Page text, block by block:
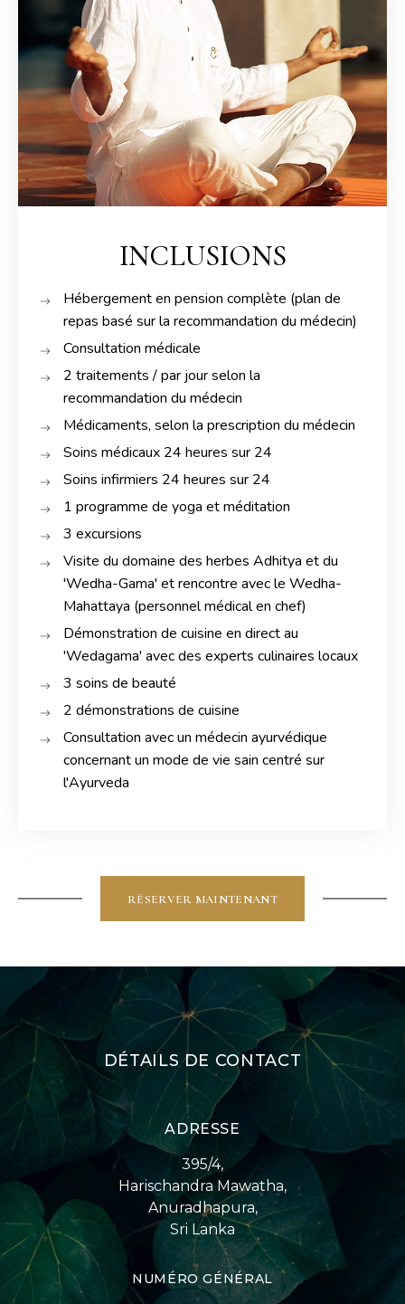
INCLUSIONS
Hébergement en pension complète (plan de
repas basé sur la recommandation du médecin)
Consultation médicale
2 traitements / par jour selon la
recommandation du médecin
Médicaments, selon la prescription du médecin
Soins médicaux 24 heures sur 24
Soins infirmiers 24 heures sur 24
1 programme de yoga et méditation
3 excursions
Visite du domaine des herbes Adhitya et du
'Wedha-Gama' et rencontre avec le Wedha-
Mahattaya (personnel médical en chef)
Démonstration de cuisine en direct au
'Wedagama' avec des experts culinaires locaux
3 soins de beauté
2 démonstrations de cuisine
Consultation avec un médecin ayurvédique
concernant un mode de vie sain centré sur
l'Ayurveda
RÉSERVER MAINTENANT
DÉTAILS DE CONTACT
ADRESSE
395/4,
Harischandra Mawatha,
Anuradhapura,
Sri Lanka
NUMÉRO GÉNÉRAL